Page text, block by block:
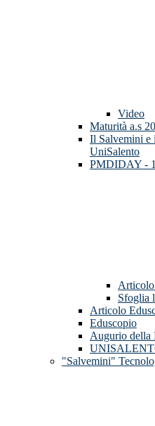
Video
Maturità a.s
Il Salvemini e
UniSalento
PMDIDAY -
Sfoglia
Articolo
Eduscopio
Augurio della
"Salvemini"